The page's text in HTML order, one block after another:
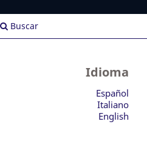
Buscar
Idioma
Español
Italiano
English